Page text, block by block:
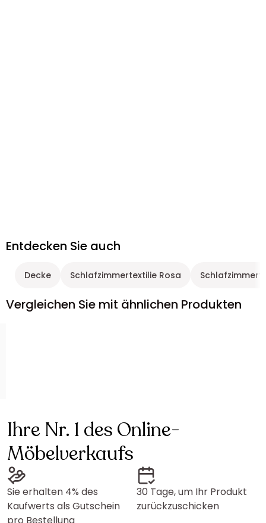
Entdecken Sie auch
Decke Schlafzimmertextilie Rosa
Vergleichen Sie mit ähnlichen Produkten
Ihre Nr. 1 des Online-
Möbelverkaufs
Sie erhalten 4% des
Kaufwerts als Gutschein
30 Tage, um Ihr Produkt
zurückzuschicken